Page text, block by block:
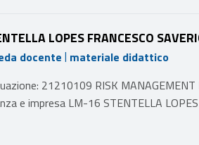
LOPES FRANCESCO
docente | materiale didattico
21210109 RISK MANAGEMENT
e impresa LM-16 STENTELLA LOPES